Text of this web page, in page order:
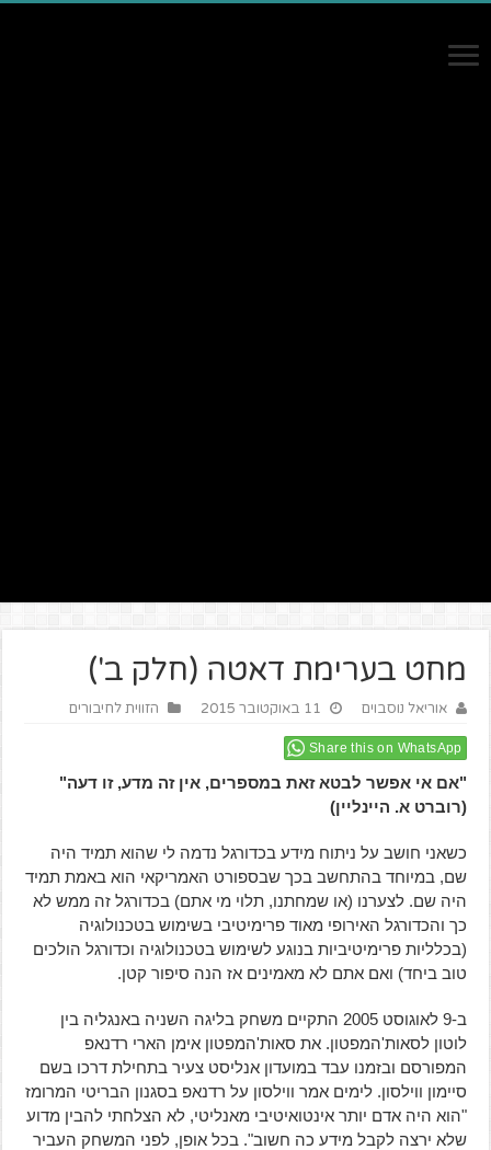
מחט בערימת דאטה (חלק ב')
אוריאל נוסבוים 11 באוקטובר 2015 הזווית לחיבורים
Share this on WhatsApp
"אם אי אפשר לבטא זאת במספרים, אין זה מדע, זו דעה"
(רוברט א. היינליין)
כשאני חושב על ניתוח מידע בכדורגל נדמה לי שהוא תמיד היה
שם, במיוחד בהתחשב בכך שבספורט האמריקאי הוא באמת תמיד
היה שם. לצערנו (או שמחתנו, תלוי מי אתם) בכדורגל זה ממש לא
כך והכדורגל האירופי מאוד פרימיטיבי בשימוש בטכנולוגיה
(בכלליות פרימיטיביות בנוגע לשימוש בטכנולוגיה וכדורגל הולכים
טוב ביחד) ואם אתם לא מאמינים אז הנה סיפור קטן.
ב-9 לאוגוסט 2005 התקיים משחק בליגה השניה באנגליה בין
לוטון לסאות'המפטון. את סאות'המפטון אימן הארי רדנאפ
המפורסם ובזמנו עבד במועדון אנליסט צעיר בתחילת דרכו בשם
סיימון ווילסון. לימים אמר ווילסון על רדנאפ בסגנון הבריטי המרומז
"הוא היה אדם יותר אינטואיטיבי מאנליטי, לא הצלחתי להבין מדוע
שלא ירצה לקבל מידע כה חשוב". בכל אופן, לפני המשחק העביר